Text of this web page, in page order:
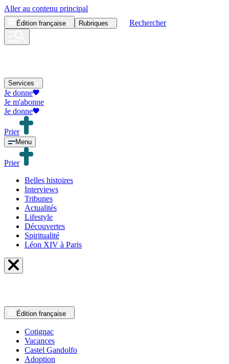
Aller au contenu principal
Édition française Rubriques Rechercher
Services
Je donne
Je m'abonne
Je donne
Prier
Menu
Prier
Belles histoires
Interviews
Tribunes
Actualités
Lifestyle
Découvertes
Spiritualité
Léon XIV à Paris
Édition française
Cotignac
Vacances
Castel Gandolfo
Adoption